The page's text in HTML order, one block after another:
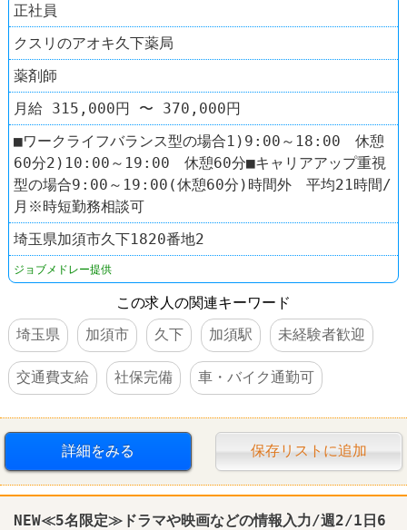
正社員
クスリのアオキ久下薬局
薬剤師
月給 315,000円 〜 370,000円
■ワークライフバランス型の場合1)9:00～18:00 休憩
60分2)10:00～19:00 休憩60分■キャリアアップ重視
型の場合9:00～19:00(休憩60分)時間外 平均21時間/
月※時短勤務相談可
埼玉県加須市久下1820番地2
ジョブメドレー提供
この求人の関連キーワード
埼玉県
加須市 久下 加須駅 未経験者歓迎
交通費支給 社保完備 車・バイク通勤可
詳細をみる 保存リストに追加
NEW≪5名限定≫ドラマや映画などの情報入力/週2/1日6